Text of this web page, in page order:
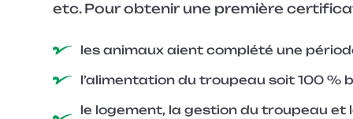
etc. Pour obtenir une première
les animaux aient complété une
l’alimentation du troupeau soit 100 %
le logement, la gestion du troupeau et